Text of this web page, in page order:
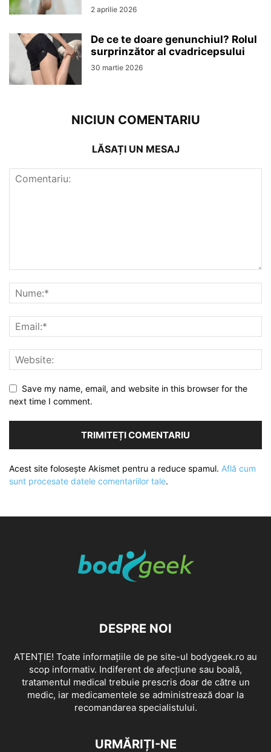
2 aprilie 2026
De ce te doare genunchiul? Rolul
surprinzător al cvadricepsului
30 martie 2026
NICIUN COMENTARIU
LĂSAȚI UN MESAJ
Save my name, email, and website in this browser for the
next time I comment.
Acest site folosește Akismet pentru a reduce spamul. Află cum
sunt procesate datele comentariilor tale.
DESPRE NOI
ATENȚIE! Toate informațiile de pe site-ul bodygeek.ro au
scop informativ. Indiferent de afecțiune sau boală,
tratamentul medical trebuie prescris doar de către un
medic, iar medicamentele se administrează doar la
recomandarea specialistului.
URMĂRIȚI-NE